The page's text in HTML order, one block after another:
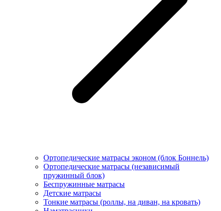
Ортопедические матрасы эконом (блок Боннель)
Ортопедические матрасы (независимый
пружинный блок)
Беcпружинные матрасы
Детские матрасы
Тонкие матрасы (роллы, на диван, на кровать)